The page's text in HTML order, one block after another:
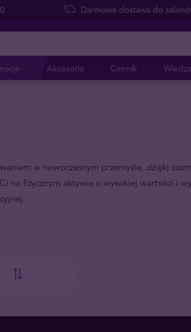
Darmowa dostawa do
Akcesoria Cennik Wiedza
w nowoczesnym przemyśle, dzięki
na fizycznym aktywie o wysokiej wartości i